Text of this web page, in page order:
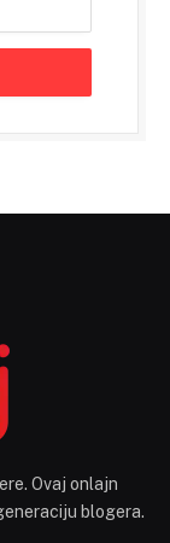
Ovaj onlajn
blogera.